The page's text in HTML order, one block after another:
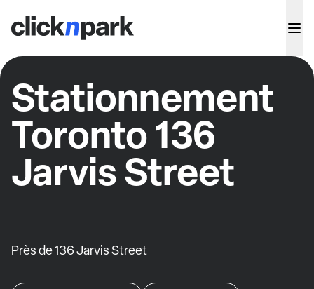
Stationnement
Toronto 136
Jarvis Street
Près de 136 Jarvis Street